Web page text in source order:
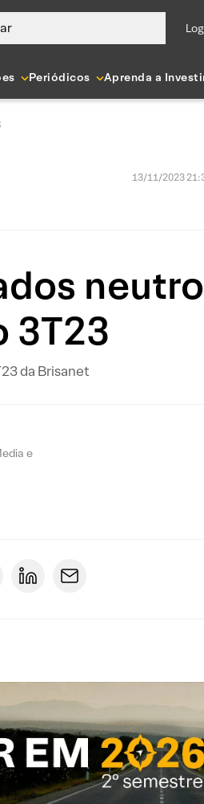
Periódicos Aprenda a
13/11/2023
3T23
da Brisanet
e